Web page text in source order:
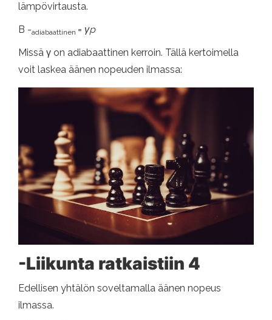
lämpövirtausta.
B -adiabaattinen = γp
Missä γ on adiabaattinen kerroin. Tällä kertoimella
voit laskea äänen nopeuden ilmassa:
-Liikunta ratkaistiin 4
Edellisen yhtälön soveltamalla äänen nopeus
ilmassa.